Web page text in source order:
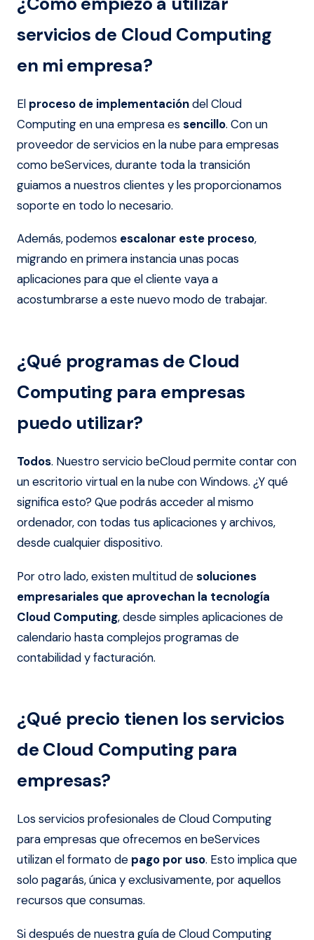
servicios de Cloud Computing
en mi empresa?
El proceso de implementacióndel Cloud
Computing en una empresa es sencillo. Con un
proveedor de servicios en la nube para empresas
como beServices, durante toda la transición
guiamos a nuestros clientes y les proporcionamos
soporte en todo lo necesario.
Además, podemos escalonar este proceso,
migrando en primera instancia unas pocas
aplicaciones para que el cliente vaya a
acostumbrarse a este nuevo modo de trabajar.
¿Qué programas de Cloud
Computing para empresas
puedo utilizar?
Todos. Nuestro servicio beCloud permite contar con
un escritorio virtual en la nube con Windows. ¿Y qué
significa esto? Que podrás acceder al mismo
ordenador, con todas tus aplicaciones y archivos,
desde cualquier dispositivo.
Por otro lado, existen multitud desoluciones
empresariales que aprovechan la tecnología
Cloud Computing, desde simples aplicaciones de
calendario hasta complejos programas de
contabilidad y facturación.
¿Qué precio tienen los servicios
de Cloud Computing para
empresas?
Los servicios profesionales de Cloud Computing
para empresas que ofrecemos en beServices
utilizan el formato de pago por uso. Esto implica que
solo pagarás, única y exclusivamente, por aquellos
recursos que consumas.
Si después de nuestra guía de Cloud Computing